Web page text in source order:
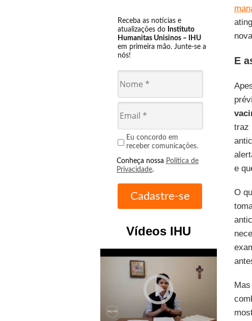
Receba as notícias e
atualizações do Instituto
Humanitas Unisinos – IHU
em primeira mão. Junte-se a
nós!
Eu concordo em
receber comunicações.
Conheça nossa Política de
Privacidade.
Vídeos IHU
play_circle_outline
E
traz
e
O